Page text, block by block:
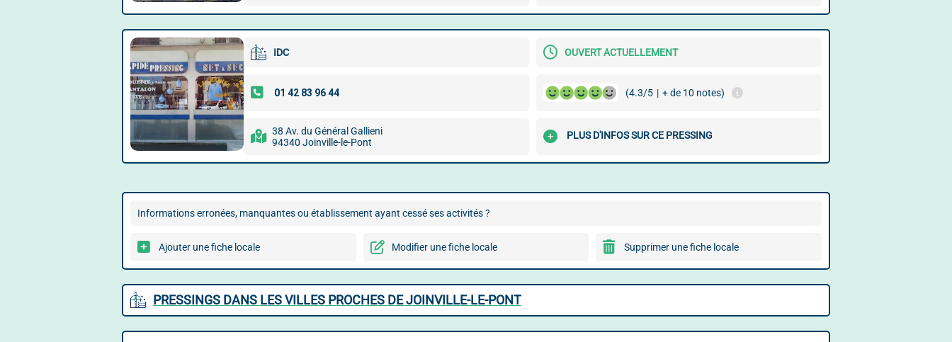
IDC OUVERT ACTUELLEMENT
(4.3/5 | + de 10 notes)
38 Av. du Général Gallieni
94340 Joinville-le-Pont
PLUS D'INFOS SUR CE PRESSING
Informations erronées, manquantes ou établissement ayant cessé ses activités ?
Ajouter une fiche locale Modifier une fiche locale Supprimer une fiche locale
PRESSINGS DANS LES VILLES PROCHES DE JOINVILLE-LE-PONT